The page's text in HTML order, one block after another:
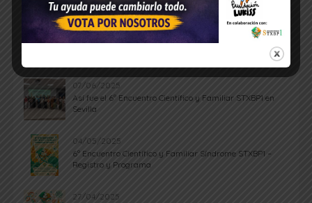
ÚLTIMAS NOTICIAS
07/06/2025
Así fue el 6º Encuentro Científico y Familiar STXBP1 en
Sevilla
04/05/2025
6º Encuentro Científico y Familiar Síndrome STXBP1 –
Registro y Programa
27/04/2025